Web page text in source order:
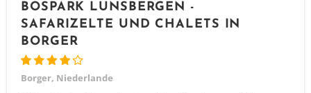
BOSPARK LUNSBERGEN -
SAFARIZELTE UND CHALETS IN
BORGER
Borger, Niederlande